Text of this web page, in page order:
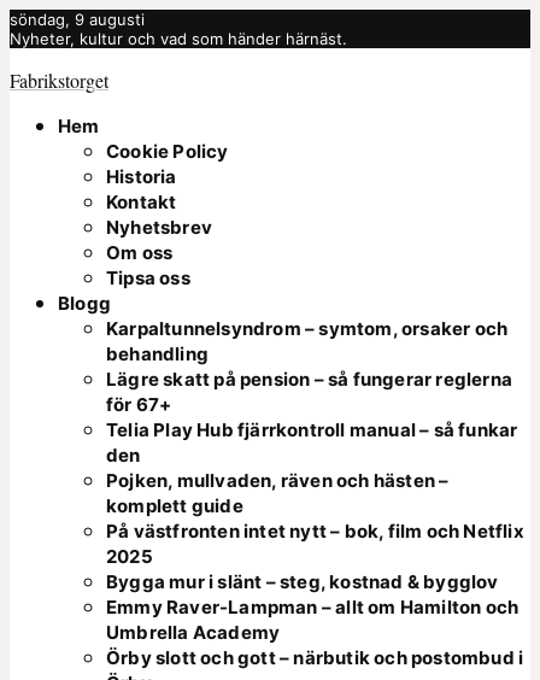
söndag, 9 augusti
Nyheter, kultur och vad som händer härnäst.
Fabrikstorget
Hem
Cookie Policy
Historia
Kontakt
Nyhetsbrev
Om oss
Tipsa oss
Blogg
Karpaltunnelsyndrom – symtom, orsaker och
behandling
Lägre skatt på pension – så fungerar reglerna
för 67+
Telia Play Hub fjärrkontroll manual – så funkar
den
Pojken, mullvaden, räven och hästen –
komplett guide
På västfronten intet nytt – bok, film och Netflix
2025
Bygga mur i slänt – steg, kostnad & bygglov
Emmy Raver-Lampman – allt om Hamilton och
Umbrella Academy
Örby slott och gott – närbutik och postombud i